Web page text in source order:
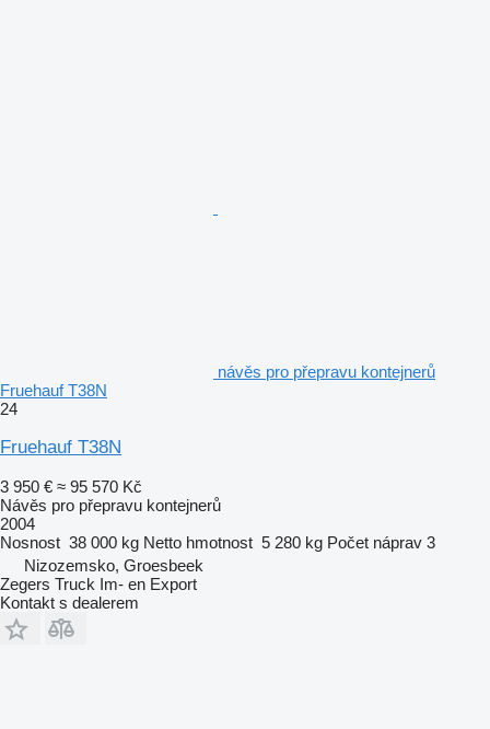
návěs pro přepravu kontejnerů
Fruehauf T38N
24
Fruehauf T38N
3 950 € ≈ 95 570 Kč
Návěs pro přepravu kontejnerů
2004
Nosnost 38 000 kg Netto hmotnost 5 280 kg Počet náprav 3
Nizozemsko, Groesbeek
Zegers Truck Im- en Export
Kontakt s dealerem